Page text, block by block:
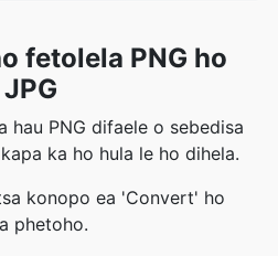
fetolela PNG ho
JPG
hau PNG difaele o sebedisa
ka ho hula le ho dihela.
konopo ea 'Convert' ho
phetoho.